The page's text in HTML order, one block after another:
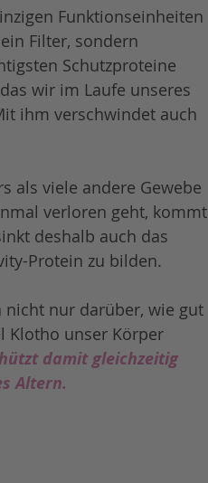
Funktionseinheiten
Filter, sondern
Schutzproteine
wir im Laufe unseres
ihm verschwindet auch
als viele andere Gewebe
verloren geht, kommt
deshalb auch das
Protein zu bilden.
nicht nur darüber, wie gut
Klotho unser Körper
damit gleichzeitig
Altern.